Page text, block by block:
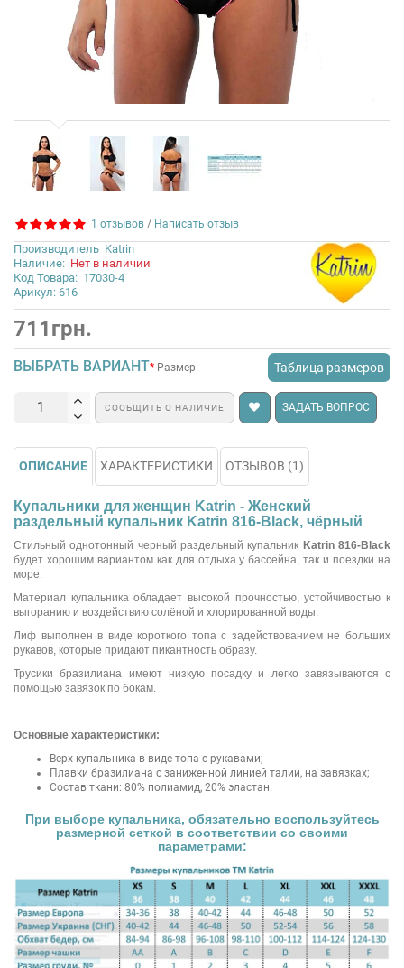
1 отзывов / Написать отзыв
Производитель Katrin
Наличие: Нет в наличии
Код Товара: 17030-4
Арикул: 616
711грн.
ВЫБРАТЬ ВАРИАНТ Таблица размеров
Размер
СООБЩИТЬ О НАЛИЧИЕ ЗАДАТЬ ВОПРОС
ОПИСАНИЕ ХАРАКТЕРИСТИКИ ОТЗЫВОВ (1)
Купальники для женщин Katrin - Женский
раздельный купальник Katrin 816-Black, чёрный
Стильный однотонный черный раздельный купальник Katrin 816-Black
будет хорошим вариантом как для отдыха у бассейна, так и поездки на
море.
Материал купальника обладает высокой прочностью, устойчивостью к
выгоранию и воздействию солёной и хлорированной воды.
Лиф выполнен в виде короткого топа с задействованием не больших
рукавов, которые придают пикантность образу.
Трусики бразилиана имеют низкую посадку и легко завязываются с
помощью завязок по бокам.
Основные характеристики:
Верх купальника в виде топа с рукавами;
Плавки бразилиана с заниженной линией талии, на завязках;
Состав ткани: 80% полиамид, 20% эластан.
При выборе купальника, обязательно воспользуйтесь
размерной сеткой в соответствии со своими
параметрами: